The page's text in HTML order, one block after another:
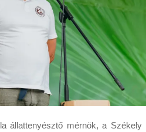
állattenyésztő mérnök, a Székely